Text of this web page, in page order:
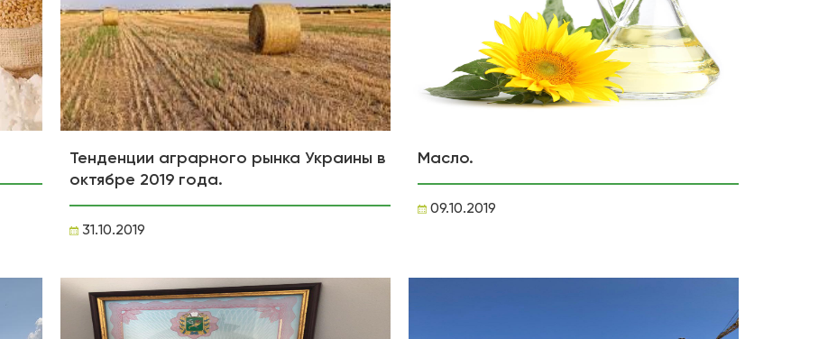
Тенденции аграрного рынка Украины в
октябре 2019 года.
31.10.2019
Масло.
09.10.2019